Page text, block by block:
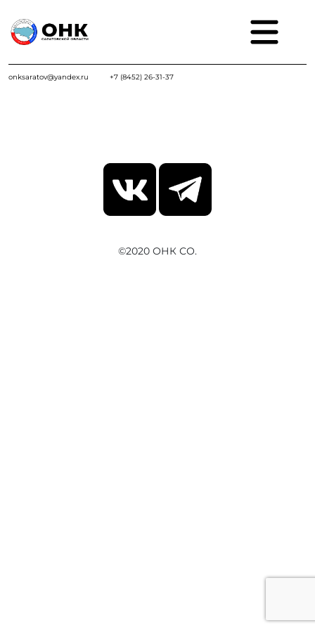
onksaratov@yandex.ru +7 (8452) 26-31-37
©2020 ОНК СО.